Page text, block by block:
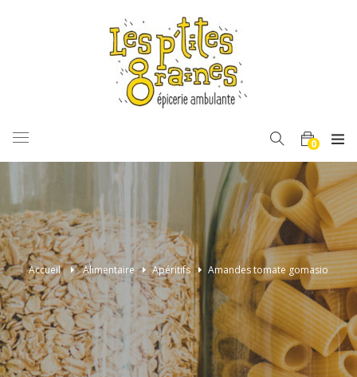
BASCULER
0
Accueil > Alimentaire > Apéritifs > Amandes tomate gomasio